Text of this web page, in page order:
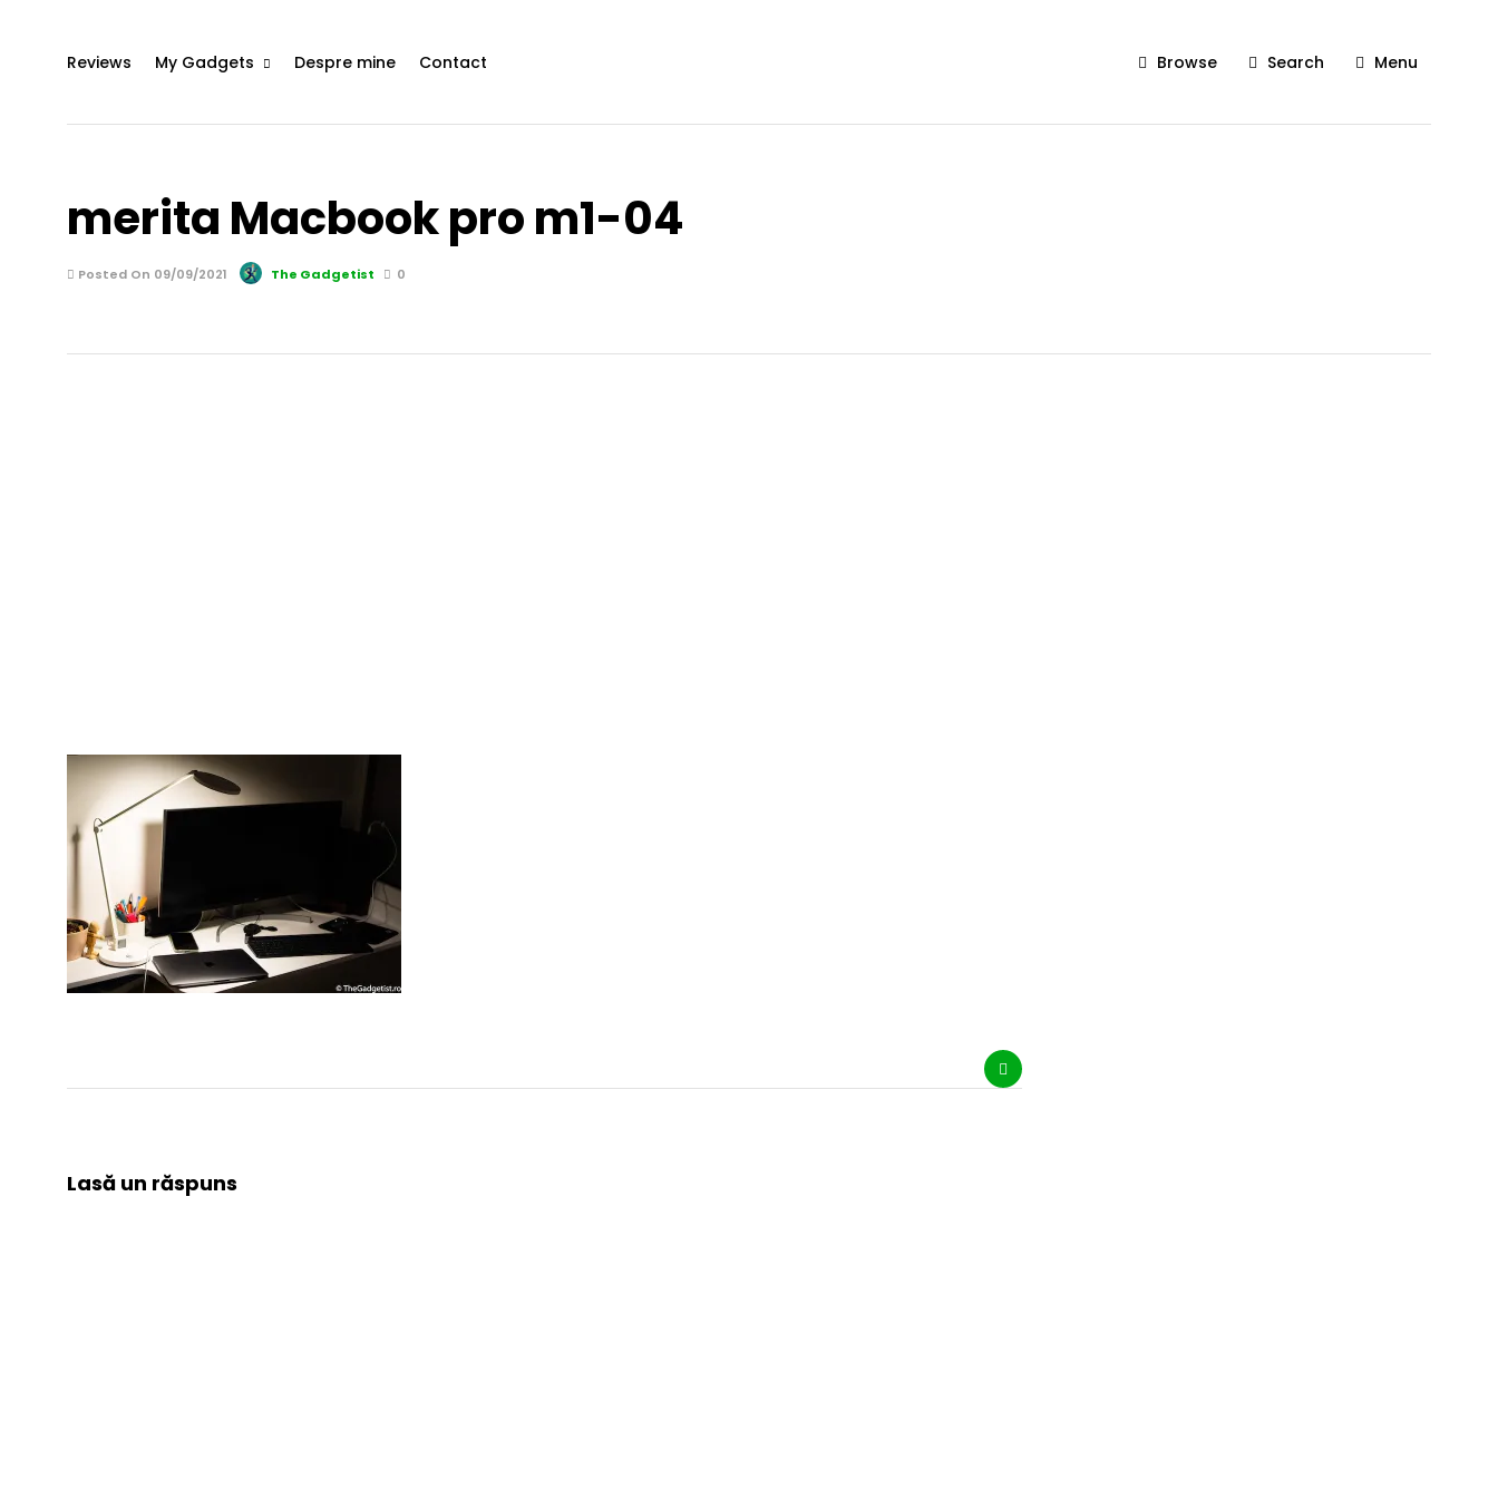
Reviews My Gadgets Despre mine Contact Browse Search Menu
merita Macbook pro m1-04
Posted On 09/09/2021 The Gadgetist 0
Lasă un răspuns